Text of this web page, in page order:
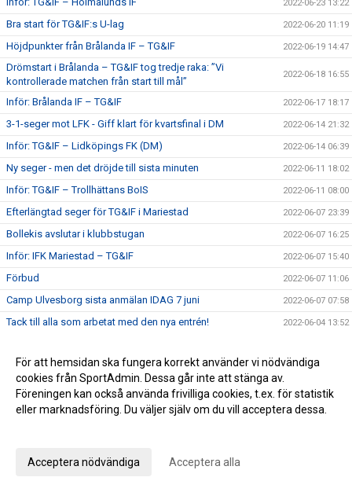
2022-06-23 13:22
Bra start för TG&IF:s U-lag 2022-06-20 11:19
Höjdpunkter från Brålanda IF – TG&IF 2022-06-19 14:47
Drömstart i Brålanda – TG&IF tog tredje raka: ”Vi
kontrollerade matchen från start till mål”
2022-06-18 16:55
Inför: Brålanda IF – TG&IF 2022-06-17 18:17
3-1-seger mot LFK - Giff klart för kvartsfinal i DM 2022-06-14 21:32
Inför: TG&IF – Lidköpings FK (DM) 2022-06-14 06:39
Ny seger - men det dröjde till sista minuten 2022-06-11 18:02
Inför: TG&IF – Trollhättans BoIS 2022-06-11 08:00
Efterlängtad seger för TG&IF i Mariestad 2022-06-07 23:39
Bollekis avslutar i klubbstugan 2022-06-07 16:25
Inför: IFK Mariestad – TG&IF 2022-06-07 15:40
Förbud 2022-06-07 11:06
Camp Ulvesborg sista anmälan IDAG 7 juni 2022-06-07 07:58
Tack till alla som arbetat med den nya entrén! 2022-06-04 13:52
anmäla!
Sommaruppehåll 2022
En bra halvlek räckte inte mot serieledaren 2022-05-30 22:01
Johan Åhnborg kliver av uppdraget som Giff-tränare
För att hemsidan ska fungera korrekt använder vi nödvändiga
cookies från SportAdmin. Dessa går inte att stänga av.
Föreningen kan också använda frivilliga cookies, t.ex. för statistik
eller marknadsföring. Du väljer själv om du vill acceptera dessa.
Acceptera nödvändiga Acceptera alla